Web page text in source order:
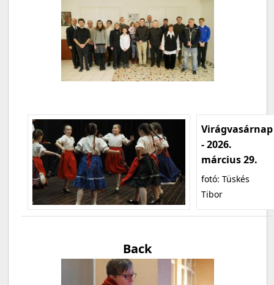
Virágvasárnap
- 2026.
március 29.
fotó: Tüskés
Tibor
Back